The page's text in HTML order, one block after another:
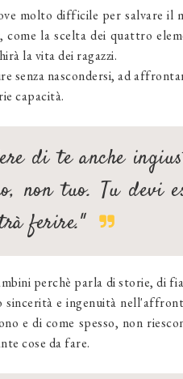
molto difficile per salvare il
la scelta dei quattro
la vita dei ragazzi.
senza nascondersi, ad
capacità.
di te anche
non tuo. Tu devi
ferire."
perchè parla di storie, di
sincerità e ingenuità
e di come spesso, non
cose da fare.